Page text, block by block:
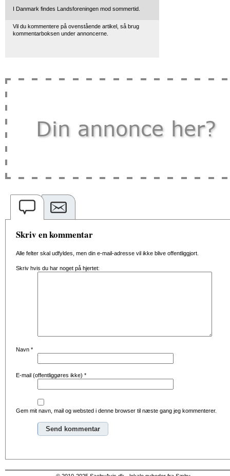
I Danmark findes Landsforeningen mod sommertid.
Vil du kommentere på ovenstående artikel, så brug
kommentarboksen under annoncerne.
Skriv en kommentar
Alle felter skal udfyldes, men din e-mail-adresse vil ikke blive offentliggjort.
Skriv hvis du har noget på hjertet:
Navn *
E-mail (offentliggøres ikke) *
Gem mit navn, mail og websted i denne browser til næste gang jeg kommenterer.